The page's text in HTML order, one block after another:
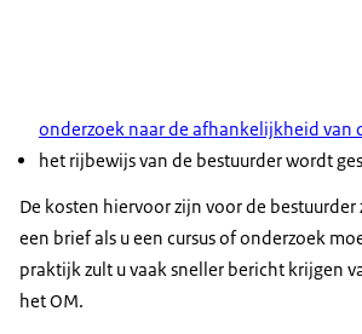
onderzoek naar de afhankelijkheid van
het rijbewijs van de bestuurder wordt
De kosten hiervoor zijn voor de bestuurder
een brief als u een cursus of onderzoek
praktijk zult u vaak sneller bericht krijgen
het OM.